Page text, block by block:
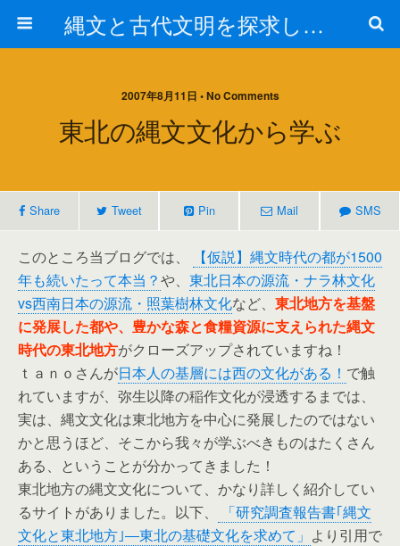
縄文と古代文明を探求しよう！
2007年8月11日 • No Comments
東北の縄文文化から学ぶ
Share Tweet Pin Mail SMS
このところ当ブログでは、
【仮説】縄文時代の都が1500
年も続いたって本当？や、 東北日本の源流・ナラ林文化
vs西南日本の源流・照葉樹林文化など、 東北地方を基盤
に発展した都や、豊かな森と食糧資源に支えられた縄文
時代の東北地方がクローズアップされていますね！
ｔａｎｏさんが日本人の基層には西の文化がある！ で触
れていますが、弥生以降の稲作文化が浸透するまでは、
実は、縄文文化は東北地方を中心に発展したのではない
かと思うほど、そこから我々が学ぶべきものはたくさん
ある、ということが分かってきました！
東北地方の縄文文化について、かなり詳しく紹介してい
るサイトがありました。以下、
「研究調査報告書｢縄文
文化と東北地方｣―東北の基礎文化を求めて」 より引用で